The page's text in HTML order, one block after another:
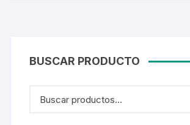
BUSCAR PRODUCTO